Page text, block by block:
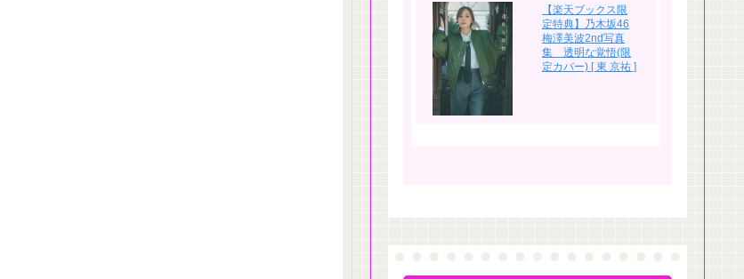
【楽天ブックス限
定特典】乃木坂46
梅澤美波2nd写真
集 透明な覚悟(限
定カバー) [ 東 京祐 ]